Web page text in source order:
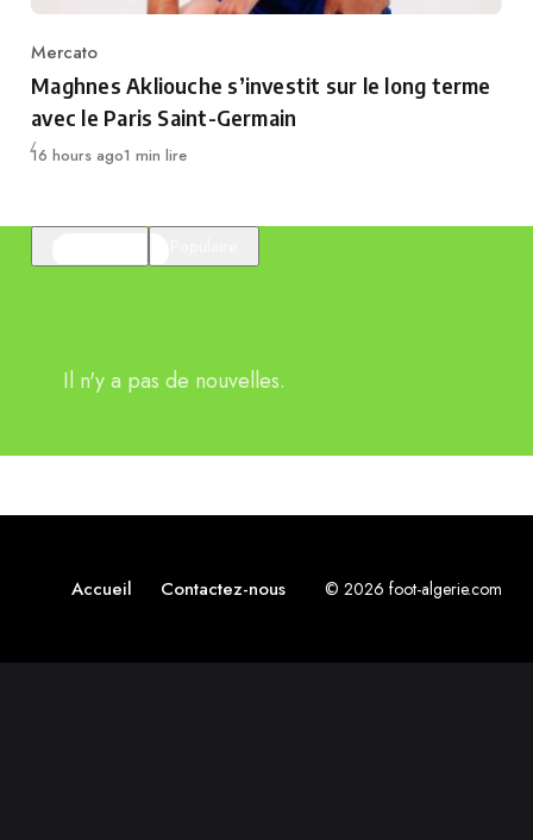
Category
Mercato
Maghnes Akliouche s’investit sur le long terme
avec le Paris Saint-Germain
Publié
16 hours ago1 min lire
Il n'y a pas de nouvelles.
Accueil Contactez-nous © 2026 foot-algerie.com